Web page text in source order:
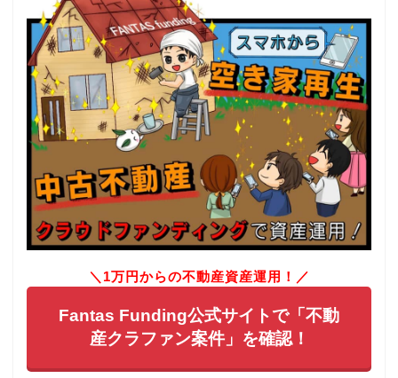
＼1万円からの不動産資産運用！／
Fantas Funding公式サイトで「不動
産クラファン案件」を確認！